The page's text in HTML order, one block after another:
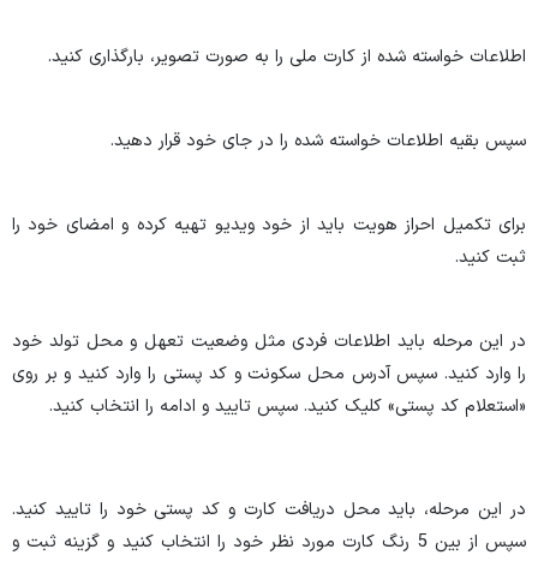
اطلاعات خواسته شده از کارت ملی را به صورت تصویر، بارگذاری کنید.
سپس بقیه اطلاعات خواسته شده را در جای خود قرار دهید.
برای تکمیل احراز هویت باید از خود ویدیو تهیه کرده و امضای خود را
ثبت کنید.
در این مرحله باید اطلاعات فردی مثل وضعیت تعهل و محل تولد خود
را وارد کنید. سپس آدرس محل سکونت و کد پستی را وارد کنید و بر روی
«استعلام کد پستی» کلیک کنید. سپس تایید و ادامه را انتخاب کنید.
در این مرحله، باید محل دریافت کارت و کد پستی خود را تایید کنید.
سپس از بین 5 رنگ کارت مورد نظر خود را انتخاب کنید و گزینه ثبت و